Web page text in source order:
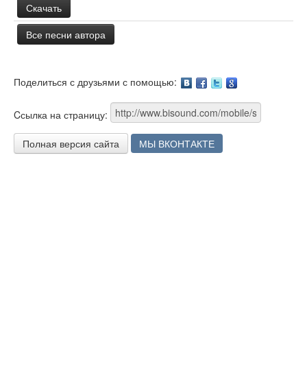
Скачать
Все песни автора
Поделиться с друзьями с помощью:
Cсылка на страницу:
Полная версия сайта МЫ ВКОНТАКТЕ